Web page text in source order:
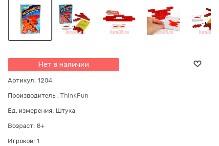
Нет в наличии
Артикул: 1204
Производитель : ThinkFun
Ед. измерения: Штука
Возраст: 8+
Игроков: 1